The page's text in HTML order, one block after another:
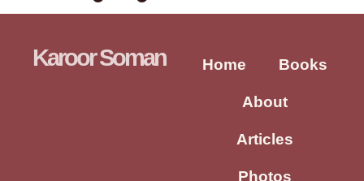
Karoor Soman Home Books
About
Articles
Photos